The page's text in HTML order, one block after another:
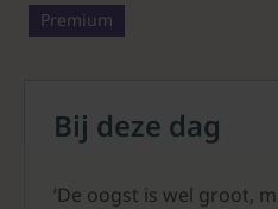
Premium
Bij deze dag
‘De oogst is wel groot,